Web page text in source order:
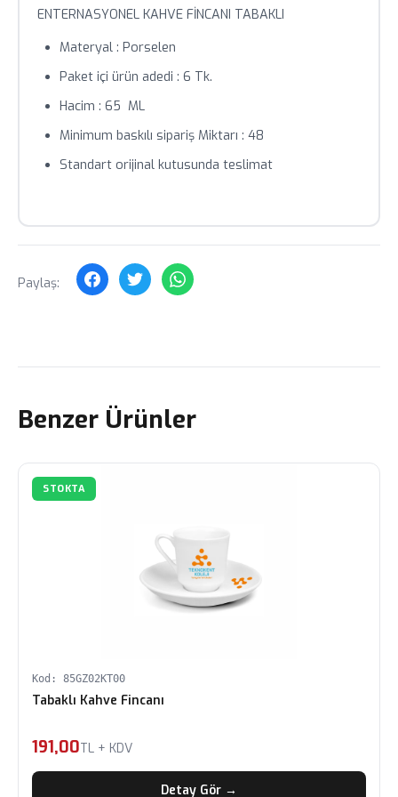
geçin.
ENTERNASYONEL KAHVE FİNCANI TABAKLI
Materyal : Porselen
Paket içi ürün adedi : 6 Tk.
Hacim : 65 ML
Minimum baskılı sipariş Miktarı : 48
Standart orijinal kutusunda teslimat
Paylaş:
Benzer Ürünler
STOKTA
Kod: 85GZ02KT00
Tabaklı Kahve Fincanı
191,00TL + KDV
Detay Gör →